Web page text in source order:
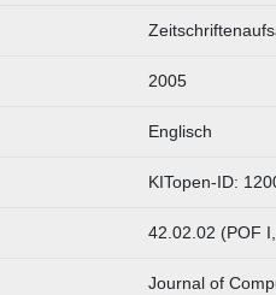
2005
Englisch
KITopen-ID:
42.02.02 (POF
Journal of